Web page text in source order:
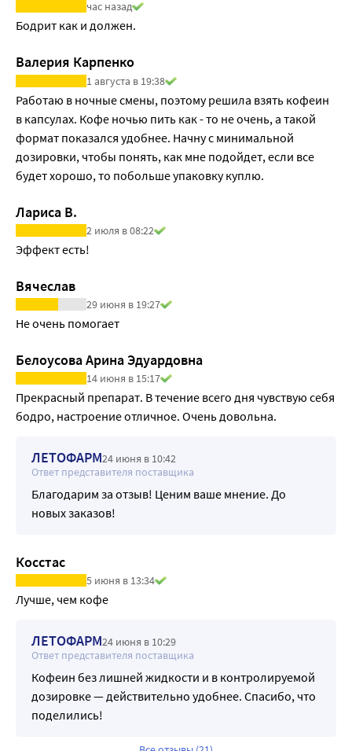
час назад
Бодрит как и должен.
Валерия Карпенко
1 августа в 19:38
Работаю в ночные смены, поэтому решила взять кофеин
в капсулах. Кофе ночью пить как - то не очень, а такой
формат показался удобнее. Начну с минимальной
дозировки, чтобы понять, как мне подойдет, если все
будет хорошо, то побольше упаковку куплю.
Лариса В.
2 июля в 08:22
Эффект есть!
Вячеслав
29 июня в 19:27
Не очень помогает
Белоусова Арина Эдуардовна
14 июня в 15:17
Прекрасный препарат. В течение всего дня чувствую себя
бодро, настроение отличное. Очень довольна.
ЛЕТОФАРМ24 июня в 10:42
Ответ представителя поставщика
Благодарим за отзыв! Ценим ваше мнение. До
новых заказов!
Косстас
5 июня в 13:34
Лучше, чем кофе
ЛЕТОФАРМ24 июня в 10:29
Ответ представителя поставщика
Кофеин без лишней жидкости и в контролируемой
дозировке — действительно удобнее. Спасибо, что
поделились!